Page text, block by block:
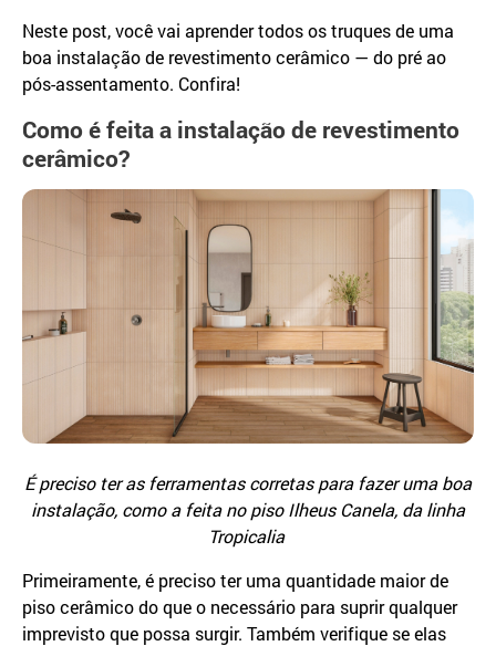
Neste post, você vai aprender todos os truques de uma
boa instalação de revestimento cerâmico — do pré ao
pós-assentamento. Confira!
Como é feita a instalação de revestimento
cerâmico?
É preciso ter as ferramentas corretas para fazer uma boa
instalação, como a feita no piso Ilheus Canela, da linha
Tropicalia
Primeiramente, é preciso ter uma quantidade maior de
piso cerâmico do que o necessário para suprir qualquer
imprevisto que possa surgir. Também verifique se elas